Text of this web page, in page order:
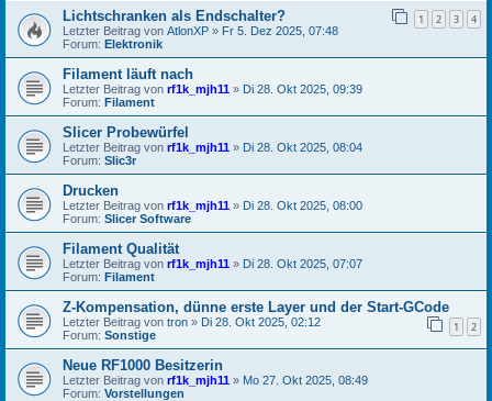
Lichtschranken als Endschalter? 1 2 3 4
Letzter Beitrag von AtlonXP » Fr 5. Dez 2025, 07:48
Forum: Elektronik
Filament läuft nach
Letzter Beitrag von rf1k_mjh11 » Di 28. Okt 2025, 09:39
Forum: Filament
Slicer Probewürfel
Letzter Beitrag von rf1k_mjh11 » Di 28. Okt 2025, 08:04
Forum: Slic3r
Drucken
Letzter Beitrag von rf1k_mjh11 » Di 28. Okt 2025, 08:00
Forum: Slicer Software
Filament Qualität
Letzter Beitrag von rf1k_mjh11 » Di 28. Okt 2025, 07:07
Forum: Filament
Z-Kompensation, dünne erste Layer und der Start-GCode
1 2
Letzter Beitrag von tron » Di 28. Okt 2025, 02:12
Forum: Sonstige
Neue RF1000 Besitzerin
Letzter Beitrag von rf1k_mjh11 » Mo 27. Okt 2025, 08:49
Forum: Vorstellungen